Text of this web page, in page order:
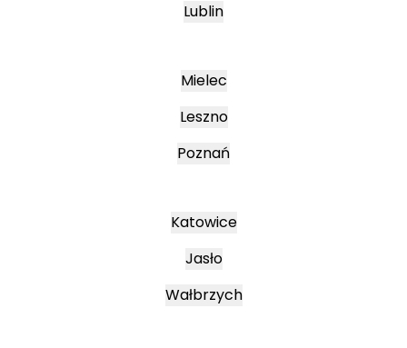
Lublin
Mielec
Leszno
Poznań
Katowice
Jasło
Wałbrzych